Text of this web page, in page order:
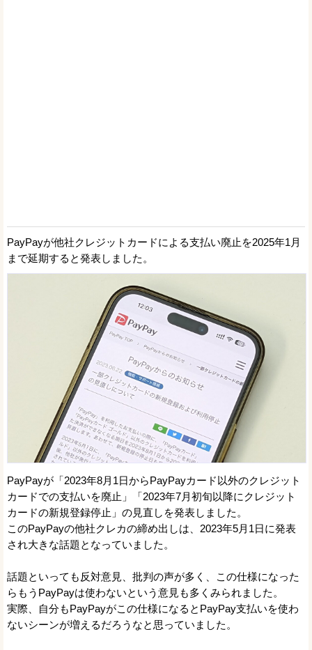
PayPayが他社クレジットカードによる支払い廃止を2025年1月
まで延期すると発表しました。
PayPayが「2023年8月1日からPayPayカード以外のクレジット
カードでの支払いを廃止」「2023年7月初旬以降にクレジット
カードの新規登録停止」の見直しを発表しました。
このPayPayの他社クレカの締め出しは、2023年5月1日に発表
され大きな話題となっていました。
話題といっても反対意見、批判の声が多く、この仕様になった
らもうPayPayは使わないという意見も多くみられました。
実際、自分もPayPayがこの仕様になるとPayPay支払いを使わ
ないシーンが増えるだろうなと思っていました。